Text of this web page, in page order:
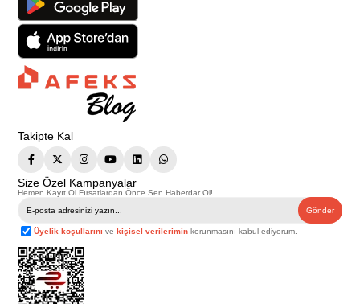
Takipte Kal
Size Özel Kampanyalar
Hemen Kayıt Ol Fırsatlardan Önce Sen Haberdar Ol!
Gönder
Üyelik koşullarını vekişisel verilerimin korunmasını kabul ediyorum.